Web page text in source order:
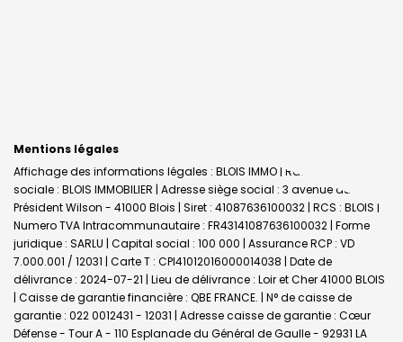
Mentions légales
Affichage des informations légales : BLOIS IMMO | Raison
sociale : BLOIS IMMOBILIER | Adresse siège social : 3 avenue du
Président Wilson - 41000 Blois | Siret : 41087636100032 | RCS : BLOIS |
Numero TVA Intracommunautaire : FR43141087636100032 | Forme
juridique : SARLU | Capital social : 100 000 | Assurance RCP : VD
7.000.001 / 12031 | Carte T : CPI41012016000014038 | Date de
délivrance : 2024-07-21 | Lieu de délivrance : Loir et Cher 41000 BLOIS
| Caisse de garantie financière : QBE FRANCE. | N° de caisse de
garantie : 022 0012431 - 12031 | Adresse caisse de garantie : Cœur
Défense - Tour A - 110 Esplanade du Général de Gaulle - 92931 LA